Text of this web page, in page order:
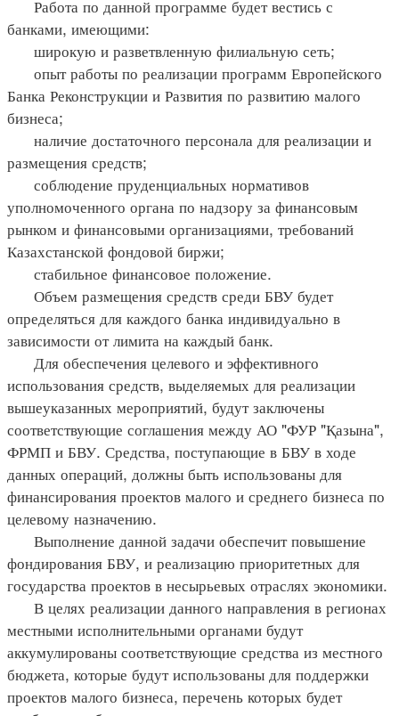
Работа по данной программе будет вестись с
банками, имеющими:
широкую и разветвленную филиальную сеть;
опыт работы по реализации программ Европейского
Банка Реконструкции и Развития по развитию малого
бизнеса;
наличие достаточного персонала для реализации и
размещения средств;
соблюдение пруденциальных нормативов
уполномоченного органа по надзору за финансовым
рынком и финансовыми организациями, требований
Казахстанской фондовой биржи;
стабильное финансовое положение.
Объем размещения средств среди БВУ будет
определяться для каждого банка индивидуально в
зависимости от лимита на каждый банк.
Для обеспечения целевого и эффективного
использования средств, выделяемых для реализации
вышеуказанных мероприятий, будут заключены
соответствующие соглашения между АО "ФУР "Қазына",
ФРМП и БВУ. Средства, поступающие в БВУ в ходе
данных операций, должны быть использованы для
финансирования проектов малого и среднего бизнеса по
целевому назначению.
Выполнение данной задачи обеспечит повышение
фондирования БВУ, и реализацию приоритетных для
государства проектов в несырьевых отраслях экономики.
В целях реализации данного направления в регионах
местными исполнительными органами будут
аккумулированы соответствующие средства из местного
бюджета, которые будут использованы для поддержки
проектов малого бизнеса, перечень которых будет